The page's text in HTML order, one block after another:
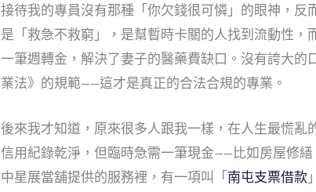
接待我的專員沒有那種「你欠錢很可憐」的眼神，
是「 救急不救窮 」，是幫暫時卡關的人找到流動性，
一筆週轉金，解決了妻子的醫藥費缺口。沒有誇大
業法》的規範——這才是真正的合法合規的專業。
後來我才知道，原來很多人跟我一樣，在人生最慌亂
信用紀錄乾淨，但臨時急需一筆現金——比如房屋修
中星展當舖提供的服務裡，有一項叫「 南屯支票借款